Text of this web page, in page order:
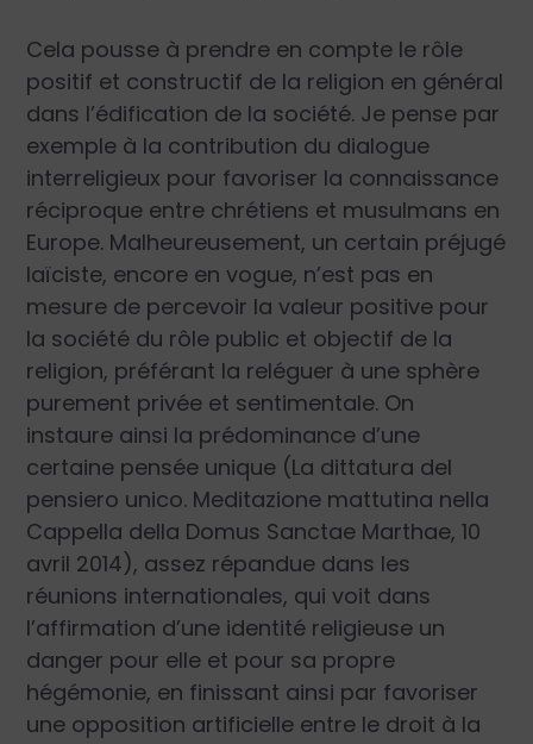
Cela pousse à prendre en compte le rôle
positif et constructif de la religion en général
dans l’édification de la société. Je pense par
exemple à la contribution du dialogue
interreligieux pour favoriser la connaissance
réciproque entre chrétiens et musulmans en
Europe. Malheureusement, un certain préjugé
laïciste, encore en vogue, n’est pas en
mesure de percevoir la valeur positive pour
la société du rôle public et objectif de la
religion, préférant la reléguer à une sphère
purement privée et sentimentale. On
instaure ainsi la prédominance d’une
certaine pensée unique (La dittatura del
pensiero unico. Meditazione mattutina nella
Cappella della Domus Sanctae Marthae, 10
avril 2014), assez répandue dans les
réunions internationales, qui voit dans
l’affirmation d’une identité religieuse un
danger pour elle et pour sa propre
hégémonie, en finissant ainsi par favoriser
une opposition artificielle entre le droit à la